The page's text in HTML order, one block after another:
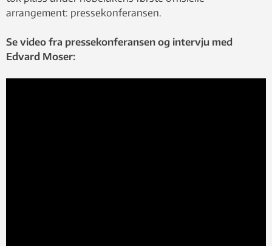
arrangement: pressekonferansen.
Se video fra pressekonferansen og intervju med
Edvard Moser: